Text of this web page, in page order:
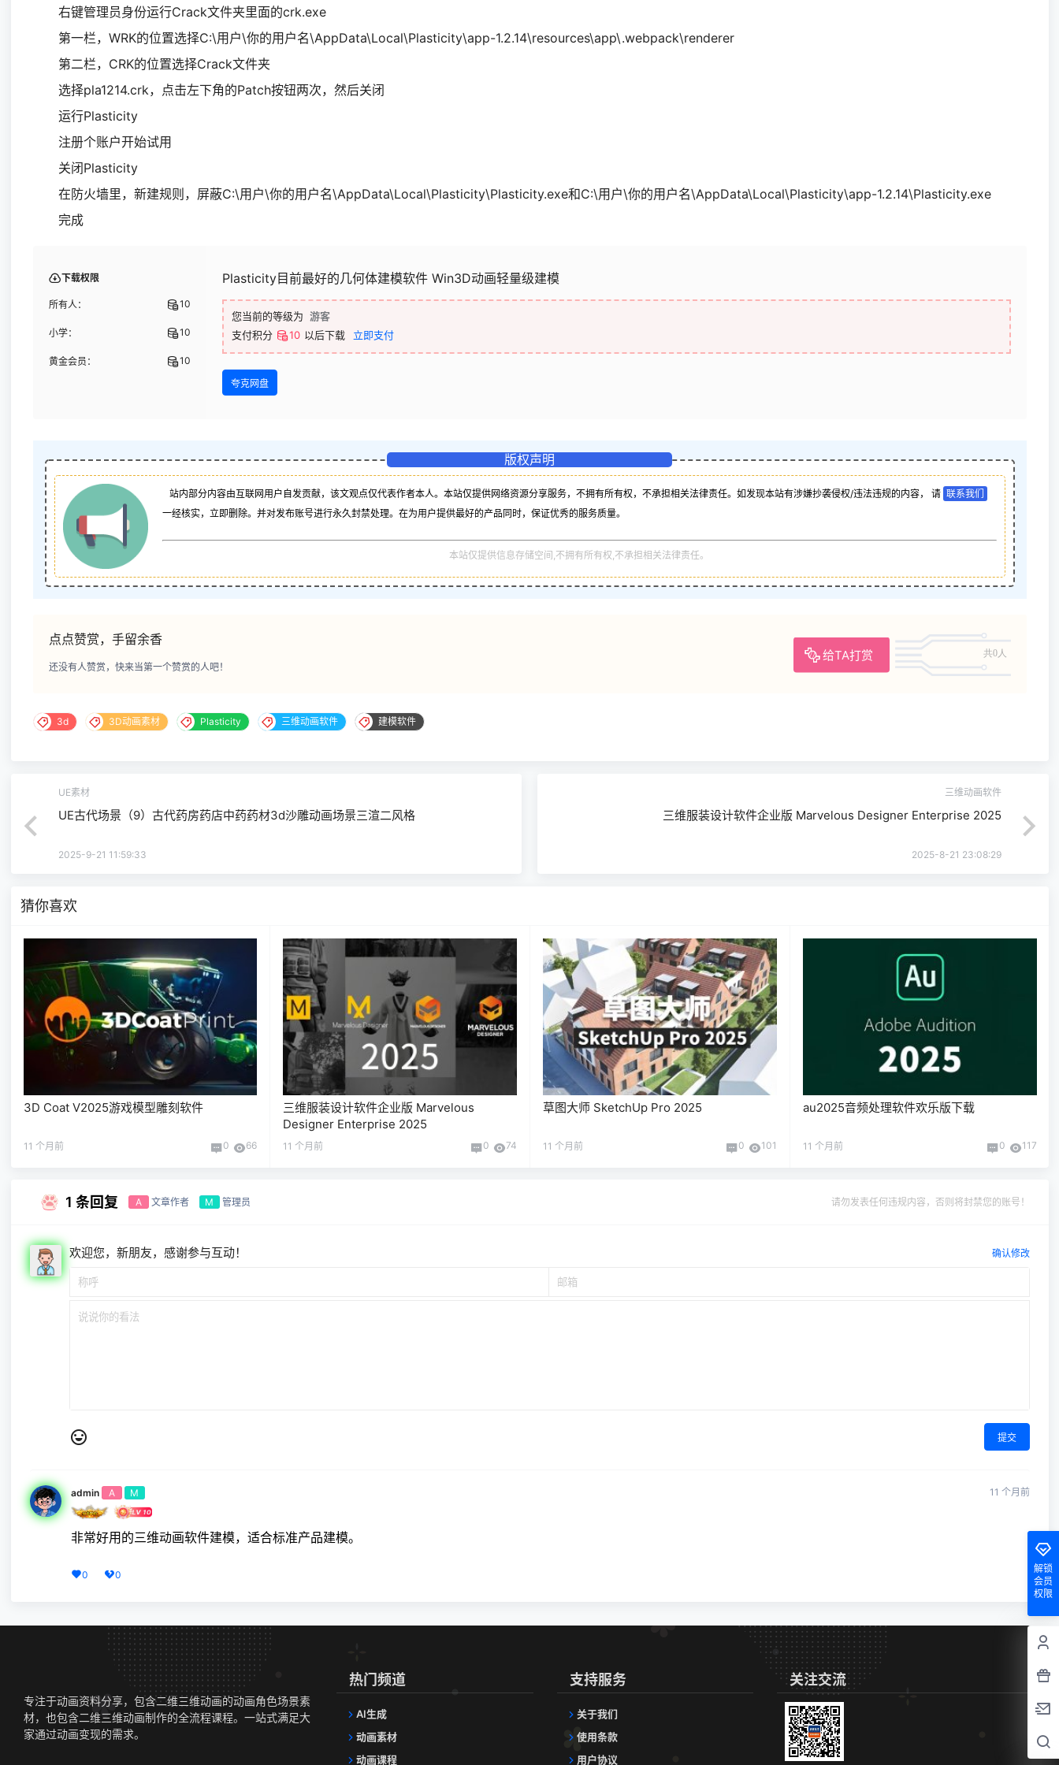
右键管理员身份运行Crack文件夹里面的crk.exe
第一栏，WRK的位置选择C:\用户\你的用户名\AppData\Local\Plasticity\app-1.2.14\resources\app\.webpack\renderer
第二栏，CRK的位置选择Crack文件夹
选择pla1214.crk，点击左下角的Patch按钮两次，然后关闭
运行Plasticity
注册个账户开始试用
关闭Plasticity
在防火墙里，新建规则，屏蔽C:\用户\你的用户名\AppData\Local\Plasticity\Plasticity.exe和C:\用户\你的用户名\AppData\Local\Plasticity\app-1.2.14\Plasticity.exe
完成
下载权限
所有人： 10
小学： 10
黄金会员： 10
Plasticity目前最好的几何体建模软件 Win3D动画轻量级建模
您当前的等级为 游客
支付积分
10 以后下载 立即支付
夸克网盘
版权声明
站内部分内容由互联网用户自发贡献，该文观点仅代表作者本人。本站仅提供网络资源分享服务，不拥有所有权，不承担相关法律责任。如发现本站有涉嫌抄袭侵权/违法违规的内容， 请 联系我们
一经核实，立即删除。并对发布账号进行永久封禁处理。在为用户提供最好的产品同时，保证优秀的服务质量。
本站仅提供信息存储空间,不拥有所有权,不承担相关法律责任。
点点赞赏，手留余香
给TA打赏 共0人
还没有人赞赏，快来当第一个赞赏的人吧！
3d 3D动画素材 Plasticity 三维动画软件 建模软件
UE素材
UE古代场景（9）古代药房药店中药药材3d沙雕动画场景三渲二风格
2025-9-21 11:59:33
三维动画软件
三维服装设计软件企业版 Marvelous Designer Enterprise 2025
2025-8-21 23:08:29
猜你喜欢
3D Coat V2025游戏模型雕刻软件
11 个月前 0 66
三维服装设计软件企业版 Marvelous
Designer Enterprise 2025
11 个月前 0 74
草图大师 SketchUp Pro 2025
11 个月前 0 101
au2025音频处理软件欢乐版下载
11 个月前 0 117
1 条回复 A 文章作者 M 管理员 请勿发表任何违规内容，否则将封禁您的账号！
欢迎您，新朋友，感谢参与互动！ 确认修改
提交
admin A M 11 个月前
非常好用的三维动画软件建模，适合标准产品建模。
0 0
解锁
会员
权限
专注于动画资料分享，包含二维三维动画的动画角色场景素
材，也包含二维三维动画制作的全流程课程。一站式满足大
家通过动画变现的需求。
热门频道
AI生成
动画素材
动画课程
支持服务
关于我们
使用条款
用户协议
关注交流